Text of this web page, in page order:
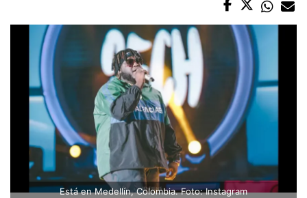
Está en Medellín, Colombia. Foto: Instagram